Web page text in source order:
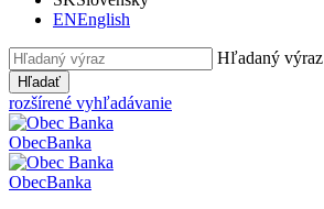
ENEnglish
Hľadaný výraz
Hľadať
rozšírené vyhľadávanie
ObecBanka
ObecBanka